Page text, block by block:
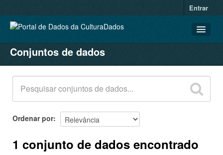
Entrar
CONJUNTOS DE DADOS
ORGANIZAÇÕES
GRUPOS
SOBRE
Conjuntos de dados
Ordenar por
1 conjunto de dados encontrado